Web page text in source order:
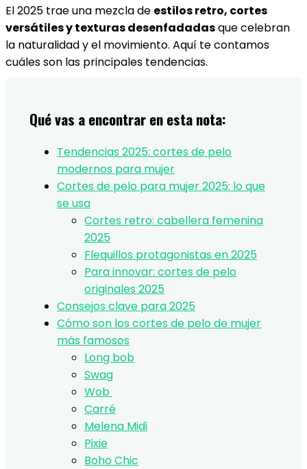
El 2025 trae una mezcla de estilos retro, cortes
versátiles y texturas desenfadadasque celebran
la naturalidad y el movimiento. Aquí te contamos
cuáles son las principales tendencias.
Qué vas a encontrar en esta nota:
Tendencias 2025: cortes de pelo
modernos para mujer
Cortes de pelo para mujer 2025: lo que
se usa
Cortes retro: cabellera femenina
2025
Flequillos protagonistas en 2025
Para innovar: cortes de pelo
originales 2025
Consejos clave para 2025
Cómo son los cortes de pelo de mujer
más famosos
Long bob
Swag
Wob
Carré
Melena Midi
Pixie
Boho Chic